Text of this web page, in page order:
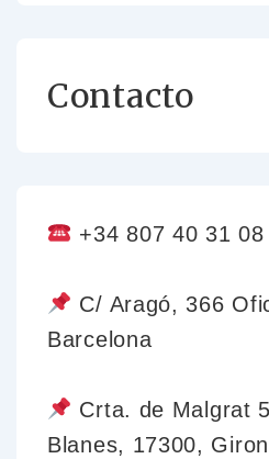
Contacto
+34 807 40 31 08
C/ Aragó, 366
Barcelona
Crta. de Malgrat
Blanes, 17300,